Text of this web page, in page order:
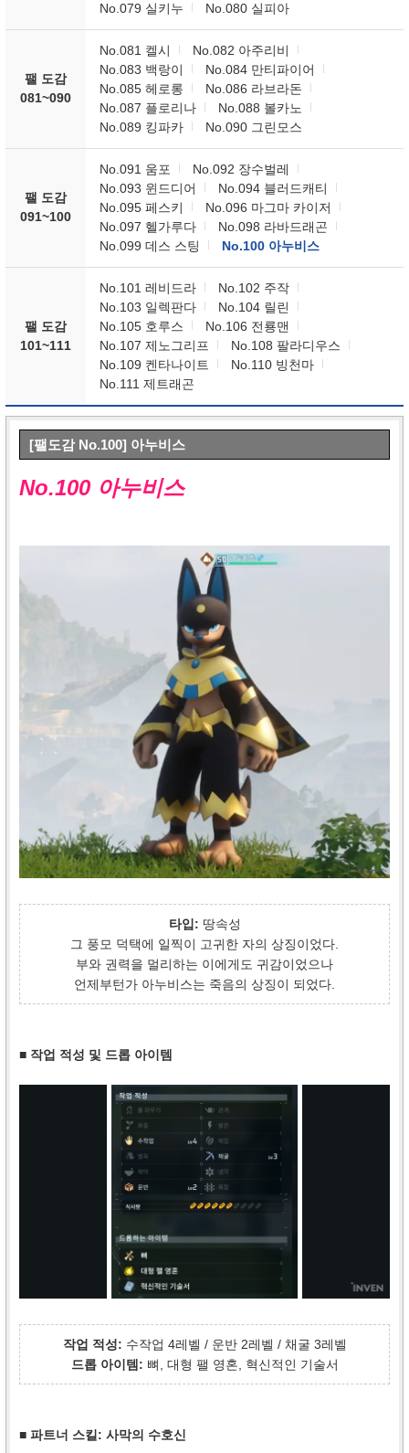
No.079 실키누
No.080 실피아
팰 도감
081~090
No.081 켈시
No.082 아주리비
No.083 백랑이
No.084 만티파이어
No.085 헤로롱
No.086 라브라돈
No.087 플로리나
No.088 볼카노
No.089 킹파카
No.090 그린모스
팰 도감
091~100
No.091 움포
No.092 장수벌레
No.093 윈드디어
No.094 블러드캐티
No.095 페스키
No.096 마그마 카이저
No.097 헬가루다
No.098 라바드래곤
No.099 데스 스팅
No.100 아누비스
팰 도감
101~111
No.101 레비드라
No.102 주작
No.103 일렉판다
No.104 릴린
No.105 호루스
No.106 전룡맨
No.107 제노그리프
No.108 팔라디우스
No.109 켄타나이트
No.110 빙천마
No.111 제트래곤
[팰도감 No.100] 아누비스
No.100 아누비스
타입: 땅속성
그 풍모 덕택에 일찍이 고귀한 자의 상징이었다.
부와 권력을 멀리하는 이에게도 귀감이었으나
언제부턴가 아누비스는 죽음의 상징이 되었다.
■ 작업 적성 및 드롭 아이템
작업 적성: 수작업 4레벨 / 운반 2레벨 / 채굴 3레벨
드롭 아이템: 뼈, 대형 팰 영혼, 혁신적인 기술서
■ 파트너 스킬: 사막의 수호신